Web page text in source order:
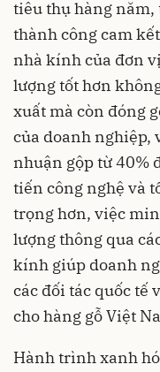
tiêu thụ hàng
thành công cam
nhà kính của đơn
lượng tốt hơn
xuất mà còn đóng
của doanh nghiệp,
nhuận gộp từ 40%
tiến công nghệ và
trọng hơn, việc
lượng thông qua
kính giúp doanh
các đối tác quốc tế
cho hàng gỗ Việt
Hành trình xanh